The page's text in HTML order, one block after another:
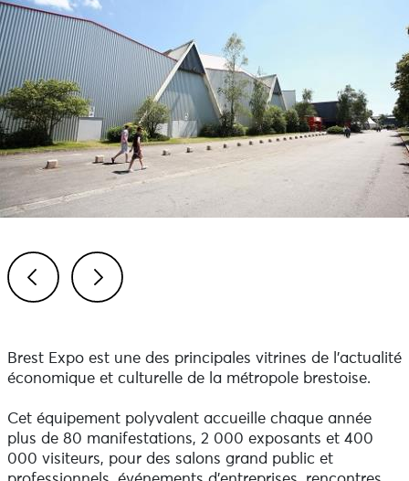
Brest Expo est une des principales vitrines de l’actualité
économique et culturelle de la métropole brestoise.
Cet équipement polyvalent accueille chaque année
plus de 80 manifestations, 2 000 exposants et 400
000 visiteurs, pour des salons grand public et